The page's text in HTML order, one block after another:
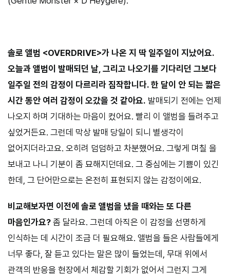
솔로 앨범 <OVERDRIVE>가 나온 지 딱 일주일이 지났어요.
오늘과 앨범이 발매되던 날, 그리고 나오기를 기다리던 그보다
일주일 전의 감정이 다르리라 짐작합니다. 한 달이 안 되는 짧은
시간 동안 여러 감정이 오갔을 것 같아요. 발매되기 전에는 언제
나오지 하며 기대하는 마음이 컸어요. 빨리 이 앨범을 들려주고
싶었거든요. 그런데 막상 발매 당일이 되니 별생각이
없어지더라고요. 오히려 덤덤하고 차분했어요. 그렇게 며칠 을
보내고 나니 기분이 좀 묘해지던데요. 그 중심에는 기쁨이 있긴
한데, 그 단어만으로는 온전히 표현되지 않는 감정이에요.
비교해보자면 이전에 솔로 앨범을 냈을 때와는 또 다른
마음인가요? 좀 달라요. 그런데 아직은 이 감정을 선명하게
인식하는 데 시간이 조금 더 필요해요. 앨범을 들은 사람들에게
너무 좋다, 잘 듣고 있다는 말은 많이 들었는데, 무대 위에서
관객의 반응을 현장에서 체감할 기회가 없어서 그런지 그게